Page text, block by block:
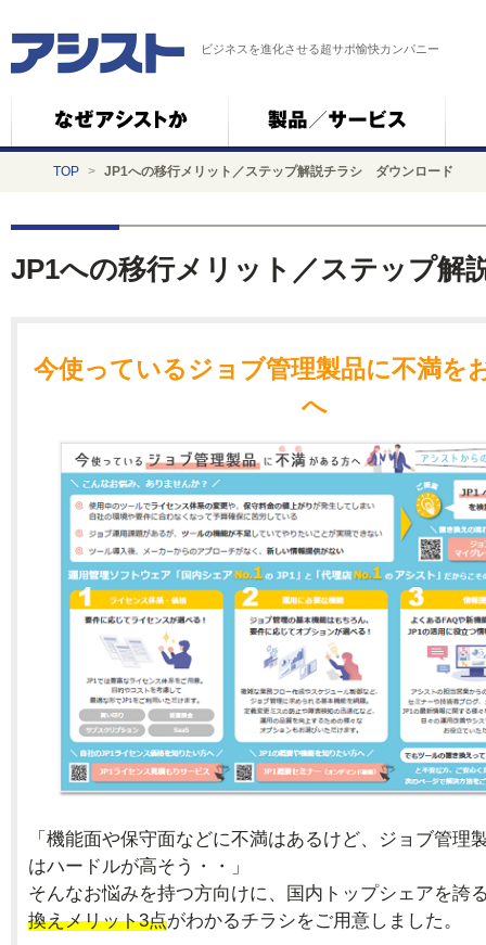
ビジネスを進化させる超サポ愉快カンパニー
TOP > JP1への移行メリット／ステップ解説チラシ ダウンロード
JP1への移行メリット／ステップ
今使っているジョブ管理製品に不満を
へ
「機能面や保守面などに不満はあるけど、ジョブ管理
はハードルが高そう・・」
そんなお悩みを持つ方向けに、国内トップシェアを誇
換えメリット3点がわかるチラシをご用意しました。